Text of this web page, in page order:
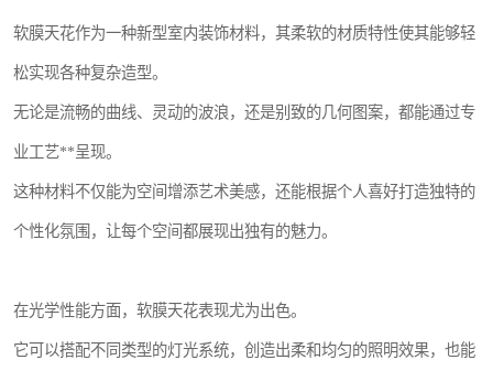
软膜天花作为一种新型室内装饰材料，其柔软的材质特性使其能够轻
松实现各种复杂造型。
无论是流畅的曲线、灵动的波浪，还是别致的几何图案，都能通过专
业工艺**呈现。
这种材料不仅能为空间增添艺术美感，还能根据个人喜好打造独特的
个性化氛围，让每个空间都展现出独有的魅力。
在光学性能方面，软膜天花表现尤为出色。
它可以搭配不同类型的灯光系统，创造出柔和均匀的照明效果，也能